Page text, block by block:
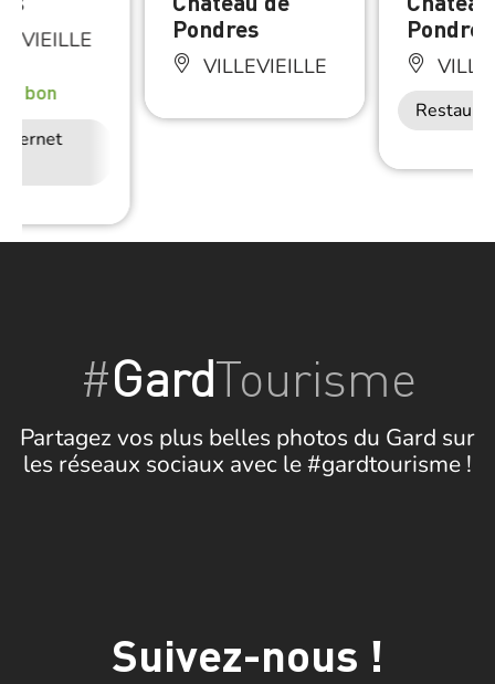
bon
Pondres
VILLEVIEILLE
Pondres
#GardTourisme
Partagez vos plus belles photos du Gard sur
les réseaux sociaux avec le #gardtourisme !
Suivez-nous !